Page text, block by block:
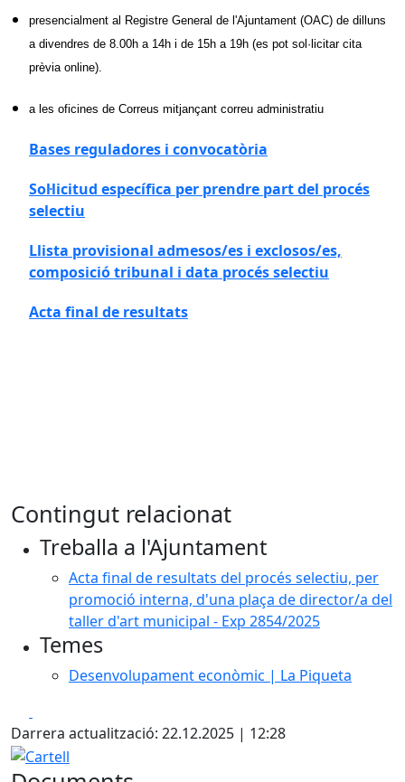
presencialment al Registre General de l'Ajuntament (OAC) de dilluns
a divendres de 8.00h a 14h i de 15h a 19h (es pot sol·licitar cita
prèvia online).
a les oficines de Correus mitjançant correu administratiu
Bases reguladores i convocatòria
Sol·licitud específica per prendre part del procés
selectiu
Llista provisional admesos/es i exclosos/es,
composició tribunal i data procés selectiu
Acta final de resultats
Contingut relacionat
Treballa a l'Ajuntament
Acta final de resultats del procés selectiu, per
promoció interna, d'una plaça de director/a del
taller d'art municipal - Exp 2854/2025
Temes
Desenvolupament econòmic | La Piqueta
Darrera actualització: 22.12.2025 | 12:28
Cartell